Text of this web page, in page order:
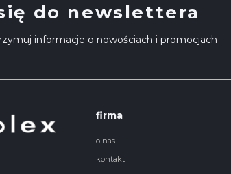
do newslettera
informacje o nowościach i promocjach
firma
o nas
kontakt